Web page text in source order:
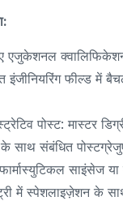
एजुकेशनल
इंजीनियरिंग फील्ड में
पोस्ट: मास्टर
साथ संबंधित
साइंसेज
में स्पेशलाइज़ेशन के